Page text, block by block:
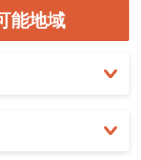
能地域